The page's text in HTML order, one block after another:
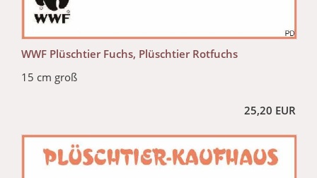
WWF Plüschtier Fuchs, Plüschtier Rotfuchs
15 cm groß
25,20 EUR